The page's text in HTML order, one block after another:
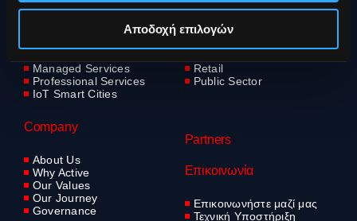
Αποδοχή επιλογών
Managed Services
Professional Services
IoT Smart Cities
Education
Retail
Public Sector
Company
About Us
Why Active
Our Values
Our Journey
Governance
Partners
Επικοινωνία
Επικοινωνήστε μαζί μας
Τεχνική Υποστήριξη